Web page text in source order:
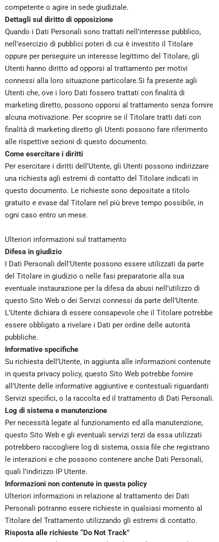
competente o agire in sede giudiziale.
Dettagli sul diritto di opposizione
Quando i Dati Personali sono trattati nell’interesse pubblico,
nell’esercizio di pubblici poteri di cui è investito il Titolare
oppure per perseguire un interesse legittimo del Titolare, gli
Utenti hanno diritto ad opporsi al trattamento per motivi
connessi alla loro situazione particolare.Si fa presente agli
Utenti che, ove i loro Dati fossero trattati con finalità di
marketing diretto, possono opporsi al trattamento senza fornire
alcuna motivazione. Per scoprire se il Titolare tratti dati con
finalità di marketing diretto gli Utenti possono fare riferimento
alle rispettive sezioni di questo documento.
Come esercitare i diritti
Per esercitare i diritti dell’Utente, gli Utenti possono indirizzare
una richiesta agli estremi di contatto del Titolare indicati in
questo documento. Le richieste sono depositate a titolo
gratuito e evase dal Titolare nel più breve tempo possibile, in
ogni caso entro un mese.
Ulteriori informazioni sul trattamento
Difesa in giudizio
I Dati Personali dell’Utente possono essere utilizzati da parte
del Titolare in giudizio o nelle fasi preparatorie alla sua
eventuale instaurazione per la difesa da abusi nell’utilizzo di
questo Sito Web o dei Servizi connessi da parte dell’Utente.
L’Utente dichiara di essere consapevole che il Titolare potrebbe
essere obbligato a rivelare i Dati per ordine delle autorità
pubbliche.
Informative specifiche
Su richiesta dell’Utente, in aggiunta alle informazioni contenute
in questa privacy policy, questo Sito Web potrebbe fornire
all’Utente delle informative aggiuntive e contestuali riguardanti
Servizi specifici, o la raccolta ed il trattamento di Dati Personali.
Log di sistema e manutenzione
Per necessità legate al funzionamento ed alla manutenzione,
questo Sito Web e gli eventuali servizi terzi da essa utilizzati
potrebbero raccogliere log di sistema, ossia file che registrano
le interazioni e che possono contenere anche Dati Personali,
quali l’indirizzo IP Utente.
Informazioni non contenute in questa policy
Ulteriori informazioni in relazione al trattamento dei Dati
Personali potranno essere richieste in qualsiasi momento al
Titolare del Trattamento utilizzando gli estremi di contatto.
Risposta alle richieste “Do Not Track”